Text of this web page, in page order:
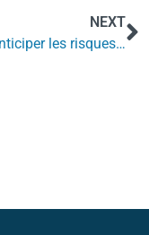
NEXT
Mieux anticiper les risques de sinistres